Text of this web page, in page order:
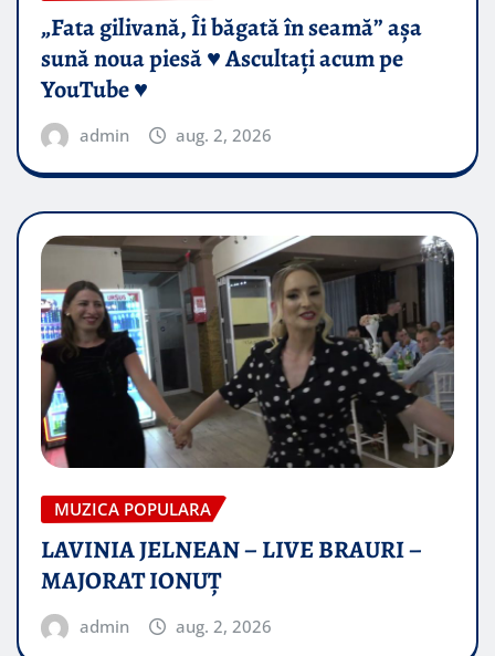
„Fata gilivană, Îi băgată în seamă” așa
sună noua piesă ♥️ Ascultați acum pe
YouTube ♥️
admin aug. 2, 2026
MUZICA POPULARA
LAVINIA JELNEAN – LIVE BRAURI –
MAJORAT IONUŢ
admin aug. 2, 2026